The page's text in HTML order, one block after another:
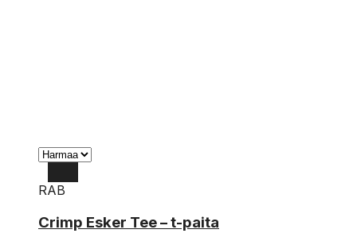
RAB
Crimp Esker Tee – t-paita